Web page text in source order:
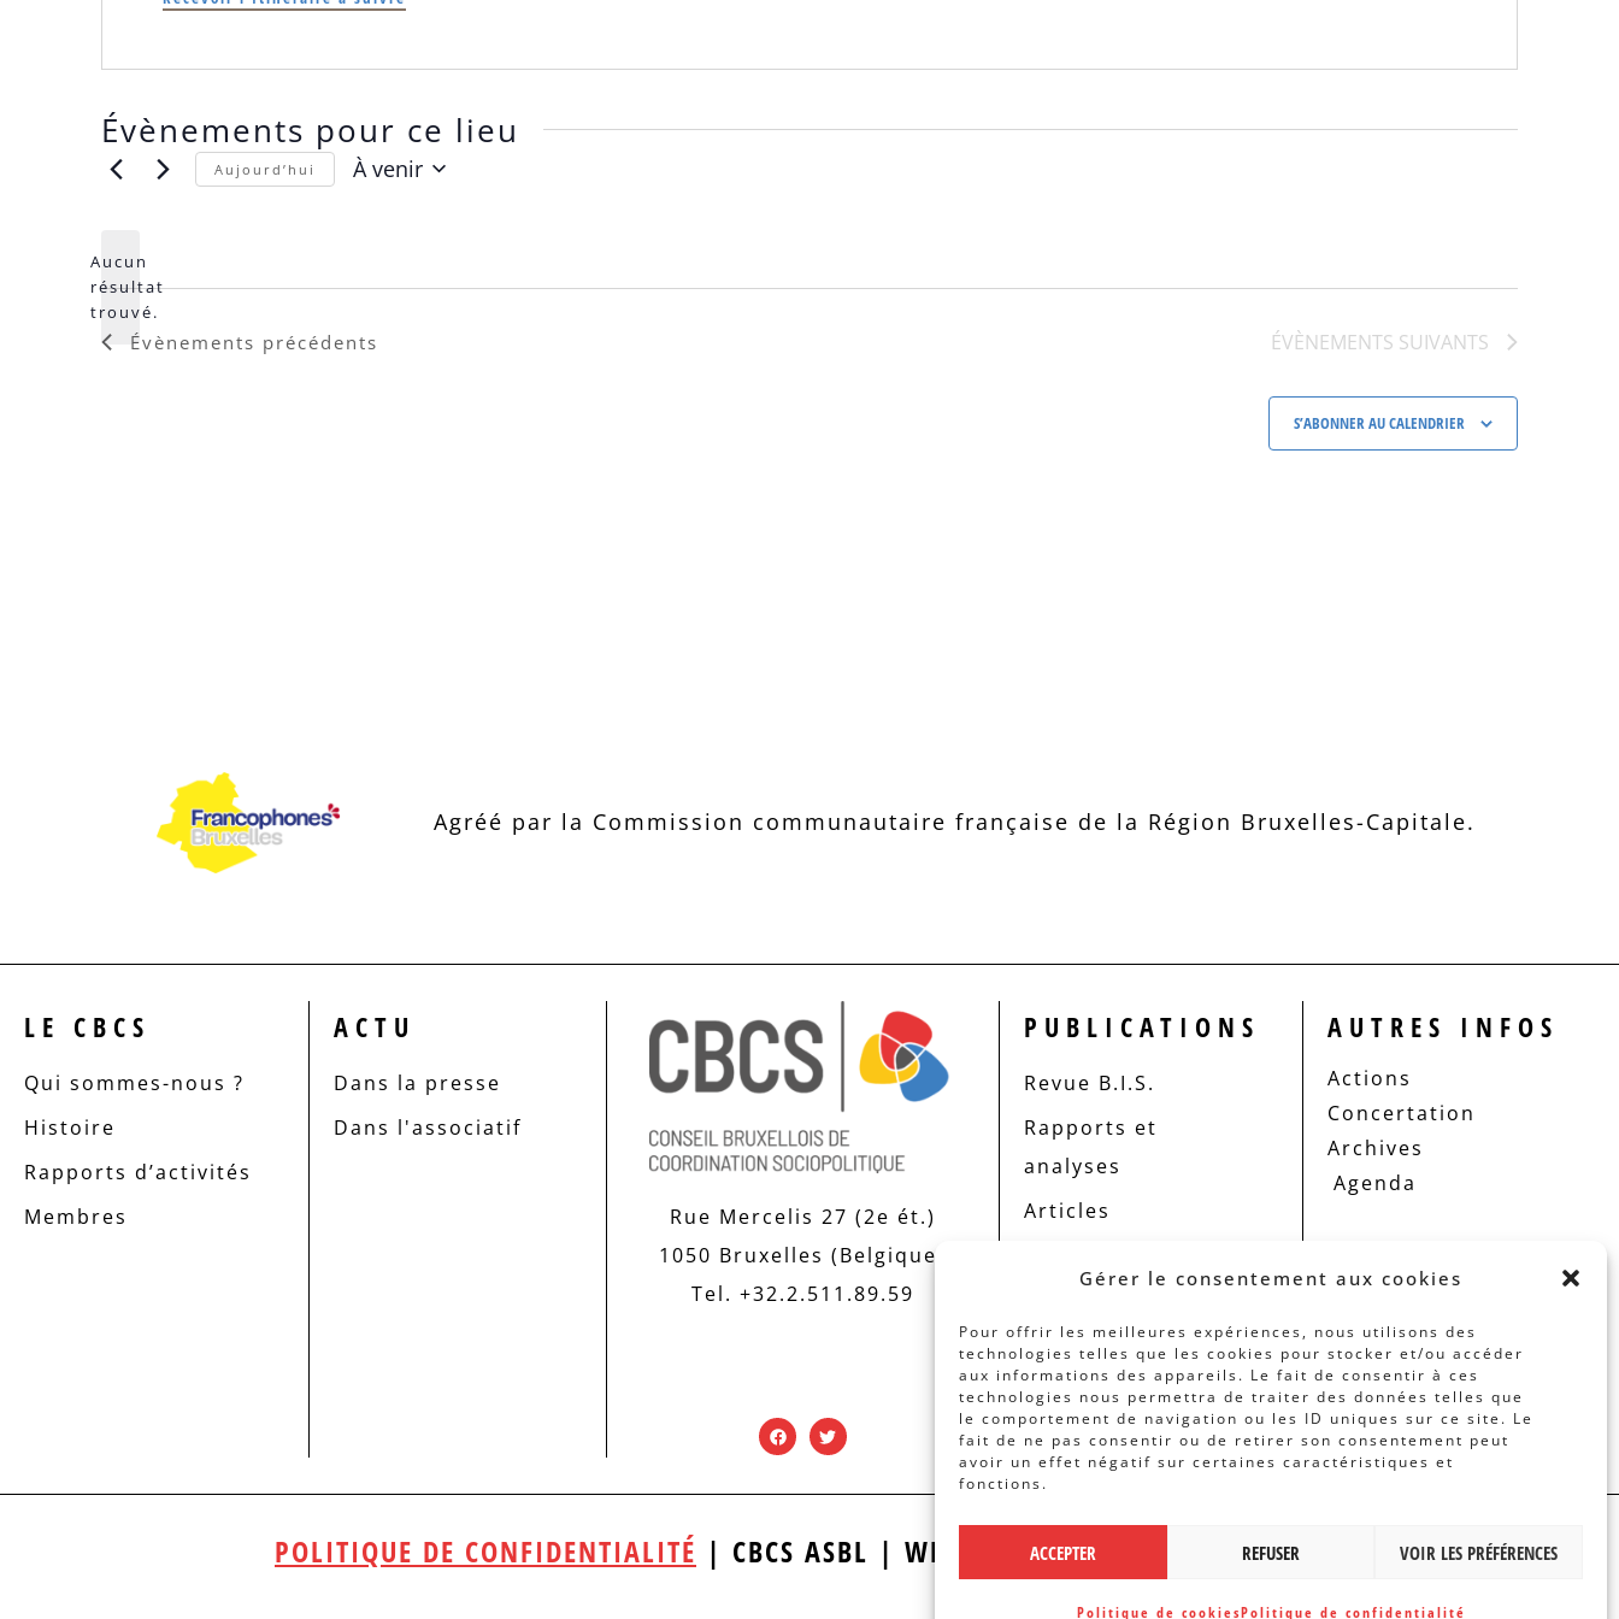
Gérer le consentement aux cookies
Pour offrir les meilleures expériences, nous utilisons des
technologies telles que les cookies pour stocker et/ou accéder
aux informations des appareils. Le fait de consentir à ces
technologies nous permettra de traiter des données telles que
le comportement de navigation ou les ID uniques sur ce site. Le
fait de ne pas consentir ou de retirer son consentement peut
avoir un effet négatif sur certaines caractéristiques et
fonctions.
ACCEPTER REFUSER VOIR LES PRÉFÉRENCES
Politique de cookiesPolitique de confidentialité
Évènements pour ce lieu
Notice
Aucun
résultat
trouvé.
Aujourd’hui À venir
Évènements précédents ÉVÈNEMENTS SUIVANTS
S’ABONNER AU CALENDRIER
Agréé par la Commission communautaire française de la Région Bruxelles-Capitale.
LE CBCS
Qui sommes-nous ?
Histoire
Rapports d’activités
Membres
ACTU
Dans la presse
Dans l'associatif
Rue Mercelis 27 (2e ét.)
1050 Bruxelles (Belgique)
Tel. +32.2.511.89.59
PUBLICATIONS
Revue B.I.S.
Rapports et
analyses
Articles
AUTRES INFOS
Actions
Concertation
Archives
Agenda
POLITIQUE DE CONFIDENTIALITÉ | CBCS ASBL | WEBDESIGN PAR BANLIEUES ASBL